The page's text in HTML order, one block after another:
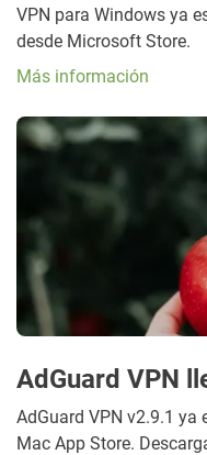
VPN para Windows ya
desde Microsoft Store.
Más información
AdGuard VPN
AdGuard VPN v2.9.1
Mac App Store.